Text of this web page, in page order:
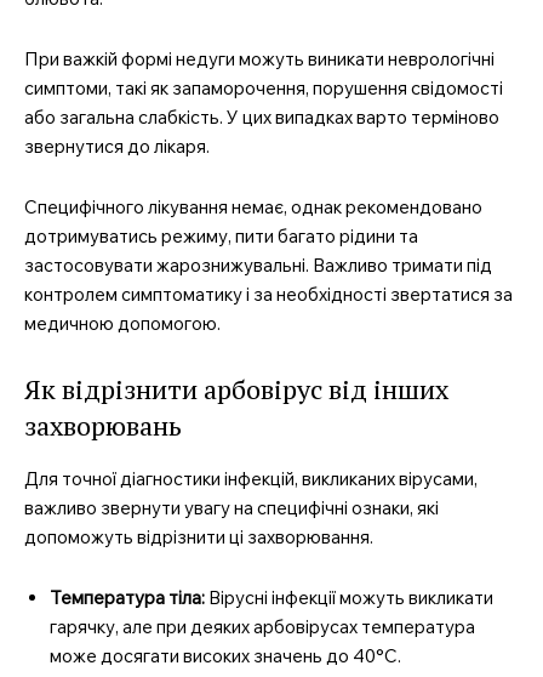
При важкій формі недуги можуть виникати неврологічні
симптоми, такі як запаморочення, порушення свідомості
або загальна слабкість. У цих випадках варто терміново
звернутися до лікаря.
Специфічного лікування немає, однак рекомендовано
дотримуватись режиму, пити багато рідини та
застосовувати жарознижувальні. Важливо тримати під
контролем симптоматику і за необхідності звертатися за
медичною допомогою.
Як відрізнити арбовірус від інших
захворювань
Для точної діагностики інфекцій, викликаних вірусами,
важливо звернути увагу на специфічні ознаки, які
допоможуть відрізнити ці захворювання.
Температура тіла: Вірусні інфекції можуть викликати
гарячку, але при деяких арбовірусах температура
може досягати високих значень до 40°C.